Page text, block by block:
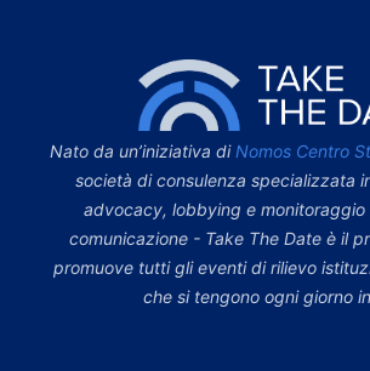
Nato da un’iniziativa diNomos Centro
società di consulenza specializzata
advocacy, lobbying e monitoraggio
comunicazione - Take The Date è il
promuove tutti gli eventi di rilievo
che si tengono ogni giorno